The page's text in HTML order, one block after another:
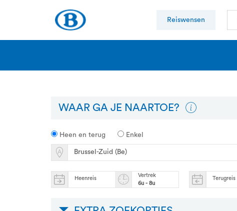
Reiswensen
WAAR GA JE NAARTOE?
Heen en terug Enkel
Heenreis
Vertrek
6u - 8u
Terugreis